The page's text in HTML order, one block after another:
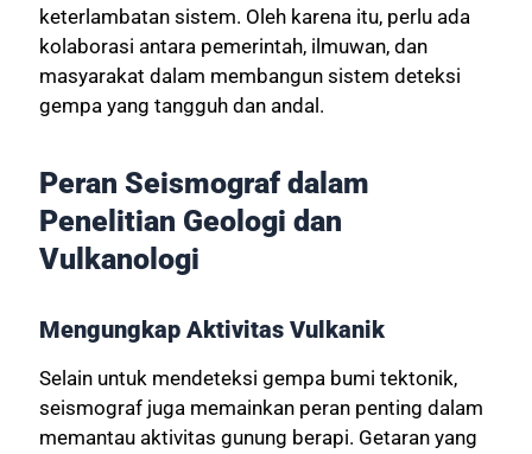
keterlambatan sistem. Oleh karena itu, perlu ada
kolaborasi antara pemerintah, ilmuwan, dan
masyarakat dalam membangun sistem deteksi
gempa yang tangguh dan andal.
Peran Seismograf dalam
Penelitian Geologi dan
Vulkanologi
Mengungkap Aktivitas Vulkanik
Selain untuk mendeteksi gempa bumi tektonik,
seismograf juga memainkan peran penting dalam
memantau aktivitas gunung berapi. Getaran yang